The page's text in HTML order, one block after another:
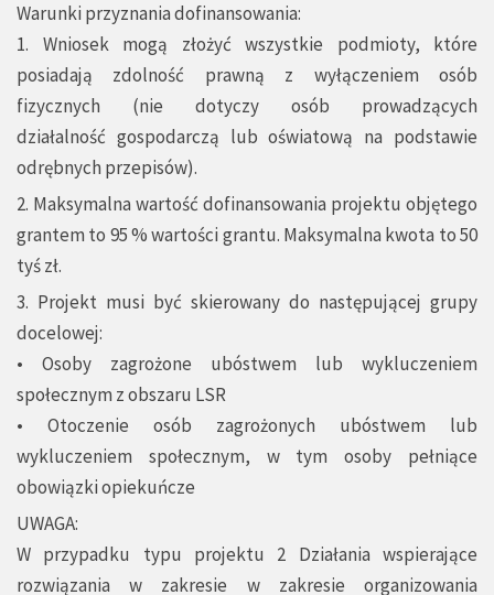
Warunki przyznania dofinansowania:
1. Wniosek mogą złożyć wszystkie podmioty, które
posiadają zdolność prawną z wyłączeniem osób
fizycznych (nie dotyczy osób prowadzących
działalność gospodarczą lub oświatową na podstawie
odrębnych przepisów).
2. Maksymalna wartość dofinansowania projektu objętego
grantem to 95 % wartości grantu. Maksymalna kwota to 50
tyś zł.
3. Projekt musi być skierowany do następującej grupy
docelowej:
• Osoby zagrożone ubóstwem lub wykluczeniem
społecznym z obszaru LSR
• Otoczenie osób zagrożonych ubóstwem lub
wykluczeniem społecznym, w tym osoby pełniące
obowiązki opiekuńcze
UWAGA:
W przypadku typu projektu 2 Działania wspierające
rozwiązania w zakresie w zakresie organizowania